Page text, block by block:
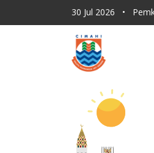
30 Jul 2026
•
30 Jul 2026 •
30 Jul 2026
30 Jul 2026
30 Jul 2026